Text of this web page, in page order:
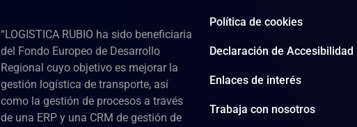
“LOGISTICA RUBIO ha sido beneficiaria
del Fondo Europeo de Desarrollo
Regional cuyo objetivo es mejorar la
gestión logística de transporte, así
como la gestión de procesos a través
de una ERP y una CRM de gestión de
Política de cookies
Declaración de Accesibilidad
Enlaces de interés
Trabaja con nosotros